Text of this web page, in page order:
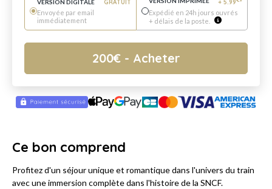
VERSION DIGITALE
GRATUIT
Envoyée par email
immédiatement
+ 5.99 *
Expédié en 24h jours ouvrés
+ délais de la poste.
200€- Acheter
Ce bon comprend
Profitez d'un séjour unique et romantique dans l'univers du train
avec une immersion complète dans l'histoire de la SNCF.